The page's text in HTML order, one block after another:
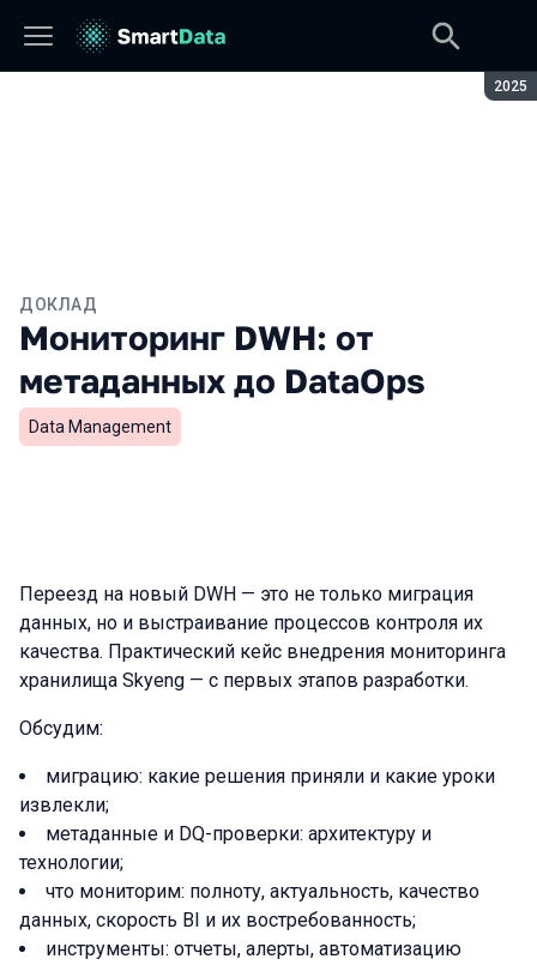
2025
ДОКЛАД
Мониторинг DWH: от
метаданных до DataOps
Data Management
Переезд на новый DWH — это не только миграция
данных, но и выстраивание процессов контроля их
качества. Практический кейс внедрения мониторинга
хранилища Skyeng — с первых этапов разработки.
Обсудим:
миграцию: какие решения приняли и какие уроки
извлекли;
метаданные и DQ-проверки: архитектуру и
технологии;
что мониторим: полноту, актуальность, качество
данных, скорость BI и их востребованность;
инструменты: отчеты, алерты, автоматизацию